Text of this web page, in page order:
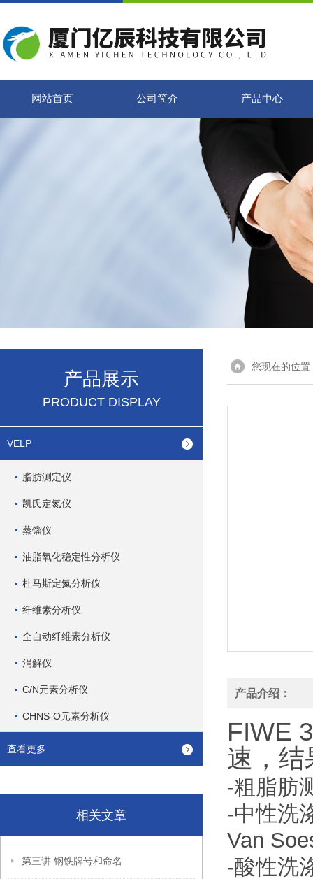
网站首页 公司简介 产品中心
产品展示
PRODUCT DISPLAY
VELP
脂肪测定仪
凯氏定氮仪
蒸馏仪
油脂氧化稳定性分析仪
杜马斯定氮分析仪
纤维素分析仪
全自动纤维素分析仪
消解仪
C/N元素分析仪
CHNS-O元素分析仪
查看更多
相关文章
第三讲 钢铁牌号和命名
您现在的位置
产品介绍：
FIWE
速，
-粗脂肪
-中性洗
Van
-酸性洗